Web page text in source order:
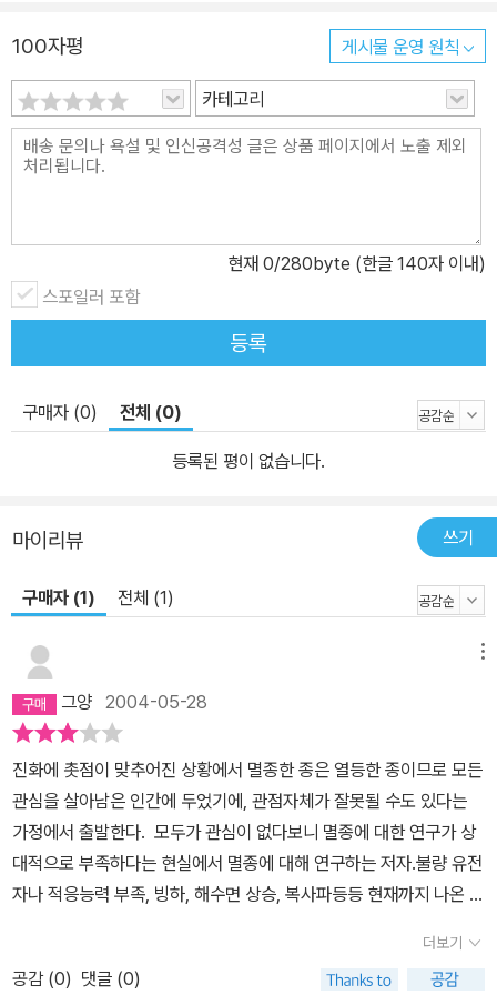
100자평 게시물 운영 원칙
카테고리
현재 0/280byte (한글 140자 이내)
스포일러 포함
등록
구매자 (0) 전체 (0)
등록된 평이 없습니다.
마이리뷰 쓰기
구매자 (1) 전체 (1)
그양 2004-05-28
진화에 촛점이 맞추어진 상황에서 멸종한 종은 열등한 종이므로 모든
관심을 살아남은 인간에 두었기에, 관점자체가 잘못될 수도 있다는
가정에서 출발한다. 모두가 관심이 없다보니 멸종에 대한 연구가 상
대적으로 부족하다는 현실에서 멸종에 대해 연구하는 저자.불량 유전
자나 적응능력 부족, 빙하, 해수면 상승, 복사파등등 현재까지 나온 모
제시하고 그 어떤것도 멸종을 이끌지 못한다는 반증을 한다. 책을 거
의 다 읽어가는데도 도대체 멸종추정 사유들만 주욱 나열하는 식의
더보기
공감 (0) 댓글 (0)